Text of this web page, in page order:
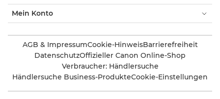
Mein Konto
AGB & ImpressumCookie-HinweisBarrierefreiheit
DatenschutzOffizieller Canon Online-Shop
Verbraucher: Händlersuche
Händlersuche Business-ProdukteCookie-Einstellungen